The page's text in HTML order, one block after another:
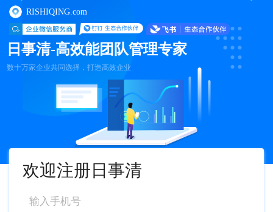
RISHIQING.com
日事清-高效能团队管理专家
数十万家企业共同选择，打造高效企业
欢迎注册日事清